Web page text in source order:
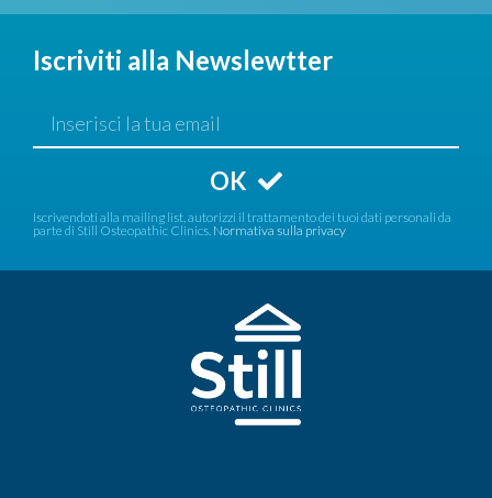
Iscriviti alla Newslewtter
OK
Iscrivendoti alla mailing list, autorizzi il trattamento dei tuoi dati personali da
parte di Still Osteopathic Clinics. Normativa sulla privacy